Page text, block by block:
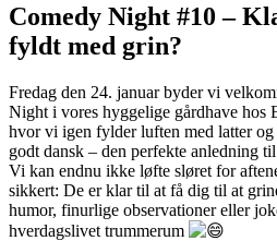
Comedy Night #10 –
fyldt med grin?
Fredag den 24. januar byder vi
Night i vores hyggelige gårdhave hos
hvor vi igen fylder luften med latter og
godt dansk – den perfekte anledning
Vi kan endnu ikke løfte sløret for
sikkert: De er klar til at få dig til at
humor, finurlige observationer eller
hverdagslivet trummerum